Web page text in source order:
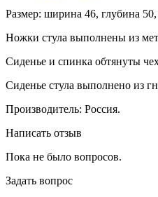
Размер: ширина 46, глубина
Ножки стула выполнены из
Сиденье и спинка обтянуты
Сиденье стула выполнено из
Производитель: Россия.
Написать отзыв
Пока не было вопросов.
Задать вопрос